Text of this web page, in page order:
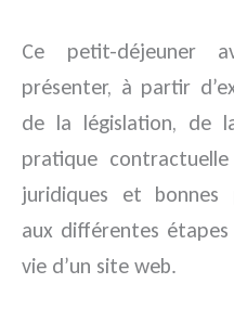
Ce petit-déjeuner
présenter, à partir
de la législation, de
pratique
juridiques et bonnes
aux différentes
vie d’un site web.